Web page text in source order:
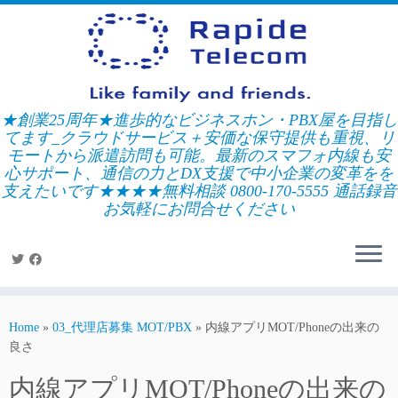
Skip
★創業25周年★進歩的なビジネスホン・PBX屋を目指し
てます_クラウドサービス＋安価な保守提供も重視、リ
モートから派遣訪問も可能。最新のスマフォ内線も安
心サポート、通信の力とDX支援で中小企業の変革をを
支えたいです★★★★無料相談 0800-170-5555 通話録音
お気軽にお問合せください
Home » 03_代理店募集 MOT/PBX » 内線アプリMOT/Phoneの出来の
良さ
内線アプリMOT/Phoneの出来の